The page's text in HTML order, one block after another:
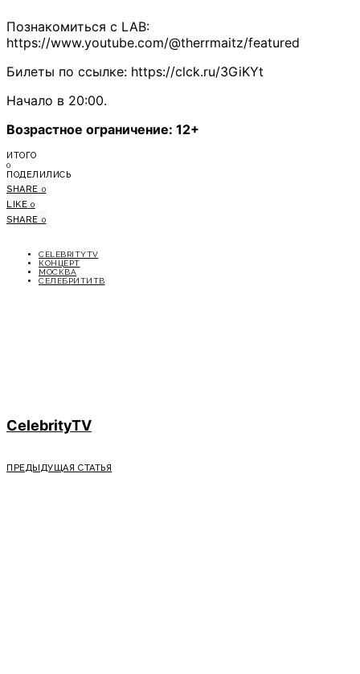
Познакомиться с LAB:
https://www.youtube.com/@therrmaitz/featured
Билеты по ссылке: https://clck.ru/3GiKYt
Начало в 20:00.
Возрастное ограничение: 12+
ИТОГО
0
ПОДЕЛИЛИСЬ
SHARE 0
LIKE 0
SHARE 0
CELEBRITYTV
КОНЦЕРТ
МОСКВА
СЕЛЕБРИТИТВ
CelebrityTV
ПРЕДЫДУЩАЯ СТАТЬЯ